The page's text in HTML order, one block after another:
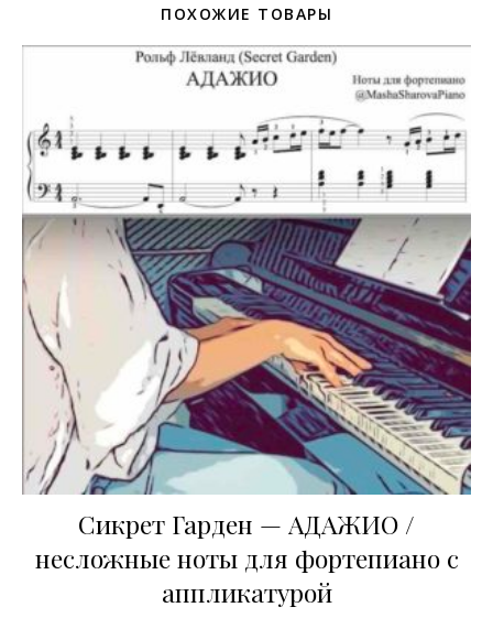
ПОХОЖИЕ ТОВАРЫ
Сикрет Гарден — АДАЖИО /
несложные ноты для фортепиано с
аппликатурой